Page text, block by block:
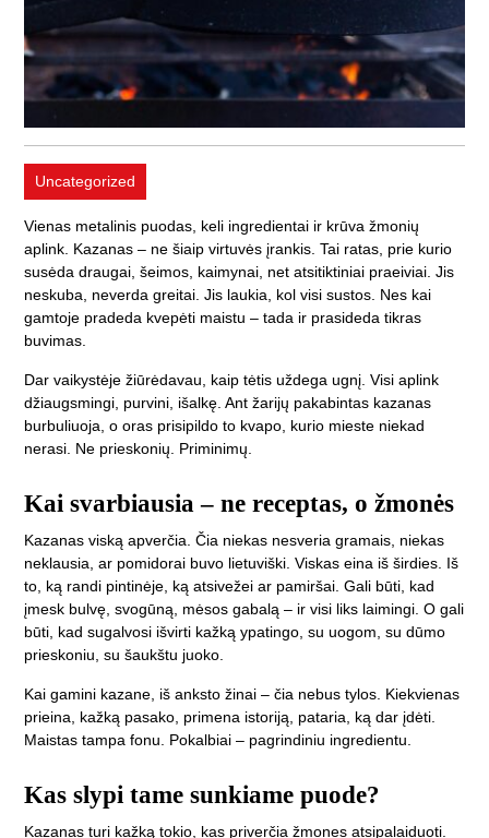
Uncategorized
Vienas metalinis puodas, keli ingredientai ir krūva žmonių
aplink. Kazanas – ne šiaip virtuvės įrankis. Tai ratas, prie kurio
susėda draugai, šeimos, kaimynai, net atsitiktiniai praeiviai. Jis
neskuba, neverda greitai. Jis laukia, kol visi sustos. Nes kai
gamtoje pradeda kvepėti maistu – tada ir prasideda tikras
buvimas.
Dar vaikystėje žiūrėdavau, kaip tėtis uždega ugnį. Visi aplink
džiaugsmingi, purvini, išalkę. Ant žarijų pakabintas kazanas
burbuliuoja, o oras prisipildo to kvapo, kurio mieste niekad
nerasi. Ne prieskonių. Priminimų.
Kai svarbiausia – ne receptas, o žmonės
Kazanas viską apverčia. Čia niekas nesveria gramais, niekas
neklausia, ar pomidorai buvo lietuviški. Viskas eina iš širdies. Iš
to, ką randi pintinėje, ką atsivežei ar pamiršai. Gali būti, kad
įmesk bulvę, svogūną, mėsos gabalą – ir visi liks laimingi. O gali
būti, kad sugalvosi išvirti kažką ypatingo, su uogom, su dūmo
prieskoniu, su šaukštu juoko.
Kai gamini kazane, iš anksto žinai – čia nebus tylos. Kiekvienas
prieina, kažką pasako, primena istoriją, pataria, ką dar įdėti.
Maistas tampa fonu. Pokalbiai – pagrindiniu ingredientu.
Kas slypi tame sunkiame puode?
Kazanas turi kažką tokio, kas priverčia žmones atsipalaiduoti.